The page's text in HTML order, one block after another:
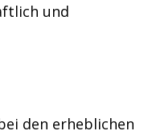
und
den erheblichen